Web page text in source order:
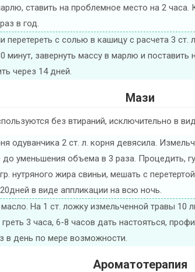
ставить на проблемное место на 2
в год.
перетереть с солью в кашицу с расчета 3 ст.
минут, завернуть массу в марлю и
через 14 дней.
Мази
без втираний, исключительно в
одуванчика 2 ст. л. корня девясила.
уменьшения объема в 3 раза. Процедить,
нутряного жира свиньи, мешать с
в виде аппликации на всю ночь.
На 1 ст. ложку измельченной травы 10
3 часа, 6-8 часов дать настояться,
в день по мере возможности.
Ароматотерапия